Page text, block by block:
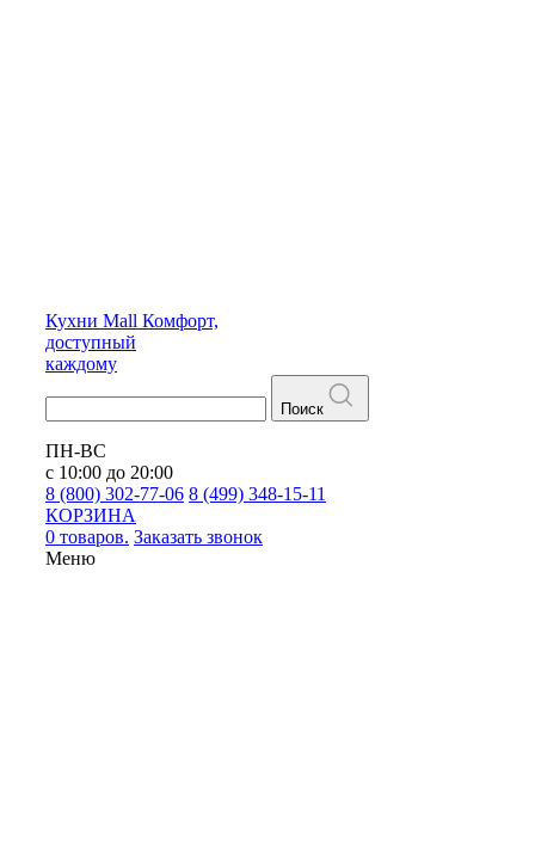
Кухни Mall Комфорт,
доступный
каждому
Поиск
ПН-ВС
с 10:00 до 20:00
8 (800) 302-77-06 8 (499) 348-15-11
КОРЗИНА
0 товаров. Заказать звонок
Меню